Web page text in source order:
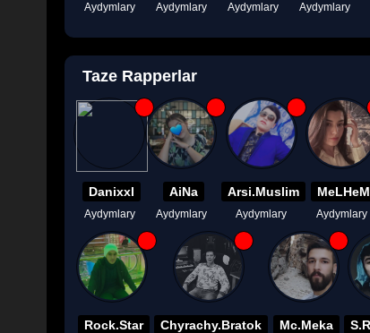
Aydymlary Aydymlary Aydymlary Aydymlary
Taze Rapperlar
Danixxl
Aydymlary
AiNa
Aydymlary
Arsi.Muslim
Aydymlary
MeLHeM
Aydymlary
Rock.Star Chyrachy.Bratok Mc.Meka